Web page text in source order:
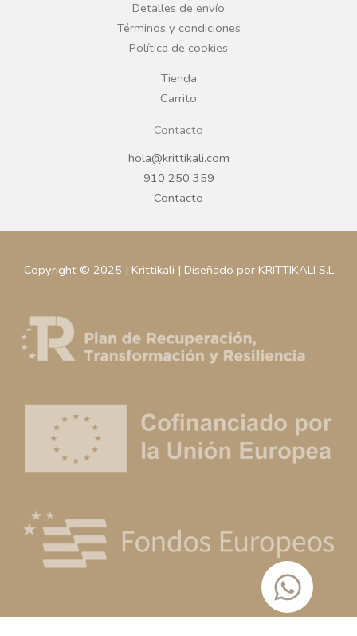
k a
Detalles de envío
Términos y condiciones
Política de cookies
Tienda
Carrito
Contacto
hola@krittikali.com
910 250 359
Contacto
Copyright © 2025 | Krittikali | Diseñado por KRITTIKALI S.L